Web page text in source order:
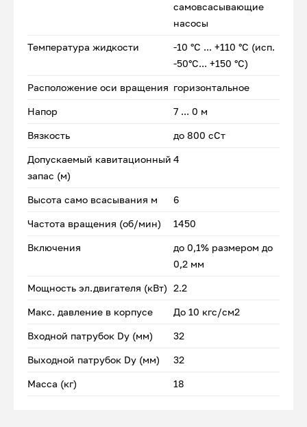
самовсасывающие
насосы
Температура жидкости
-10 °С ... +110 °С (исп.
-50°С... +150 °С)
Расположение оси вращения горизонтальное
Напор 7 ... 0 м
Вязкость до 800 сСт
Допускаемый кавитационный
запас (м)
4
Высота само всасывания м 6
Частота вращения (об/мин) 1450
Включения
до 0,1% размером до
0,2 мм
Мощность эл.двигателя (кВт) 2.2
Макс. давление в корпусе До 10 кгс/см2
Входной патрубок Dу (мм) 32
Выходной патрубок Dу (мм) 32
Масса (кг) 18